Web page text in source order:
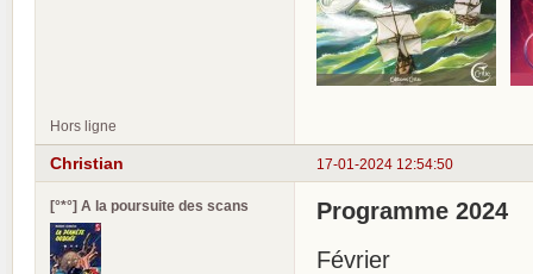
Hors ligne
17-01-2024 12:54:50
Christian
[°*°] A la poursuite des scans
Programme 2024
Février